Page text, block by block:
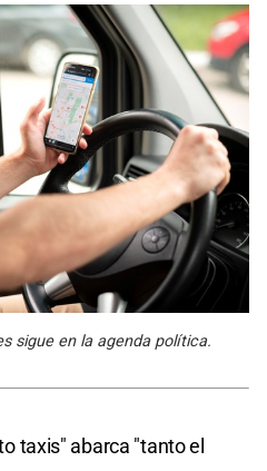
sigue en la agenda política.
taxis" abarca "tanto el